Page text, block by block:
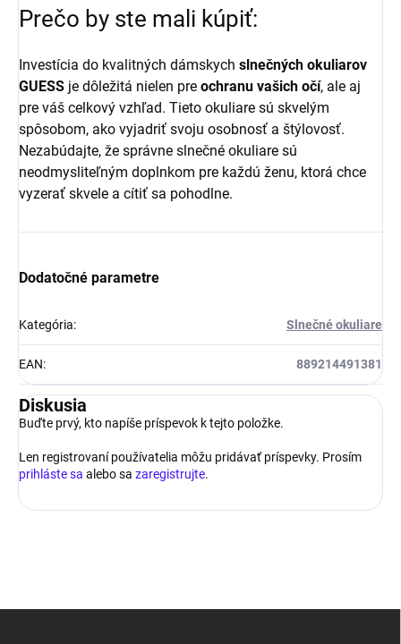
Prečo by ste mali kúpiť:
Investícia do kvalitných dámskych slnečných okuliarov
GUESS je dôležitá nielen pre ochranu vašich očí, ale aj
pre váš celkový vzhľad. Tieto okuliare sú skvelým
spôsobom, ako vyjadriť svoju osobnosť a štýlovosť.
Nezabúdajte, že správne slnečné okuliare sú
neodmysliteľným doplnkom pre každú ženu, ktorá chce
vyzerať skvele a cítiť sa pohodlne.
Dodatočné parametre
Kategória: Slnečné okuliare
EAN: 889214491381
Diskusia
Buďte prvý, kto napíše príspevok k tejto položke.
Len registrovaní používatelia môžu pridávať príspevky. Prosím
prihláste sa alebo sa zaregistrujte.